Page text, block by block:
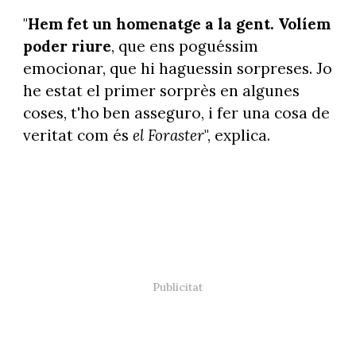
"Hem fet un homenatge a la gent. Volíem
poder riure, que ens poguéssim
emocionar, que hi haguessin sorpreses. Jo
he estat el primer sorprès en algunes
coses, t'ho ben asseguro, i fer una cosa de
veritat com és el Foraster", explica.